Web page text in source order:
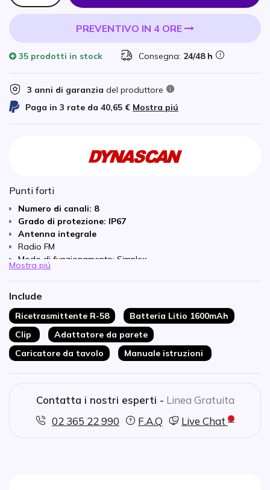
PREVENTIVO IN 4 ORE
35 prodotti in stock Consegna: 24/48 h
3 anni di garanzia del produttore
Paga in 3 rate da 40,65 € Mostra piú
Punti forti
Numero di canali: 8
Grado di protezione: IP67
Antenna integrale
Radio FM
Modo di funzionamento: Simplex
Connessione auricolare di tipo Motorola 2 pin.
Mostra piú
Include
Ricetrasmittente R-58
Batteria Litio 1600mAh
Clip
Adattatore da parete
Caricatore da tavolo
Manuale istruzioni
Contatta i nostri esperti - Linea Gratuita
02 365 22 990
F.A.Q Live Chat